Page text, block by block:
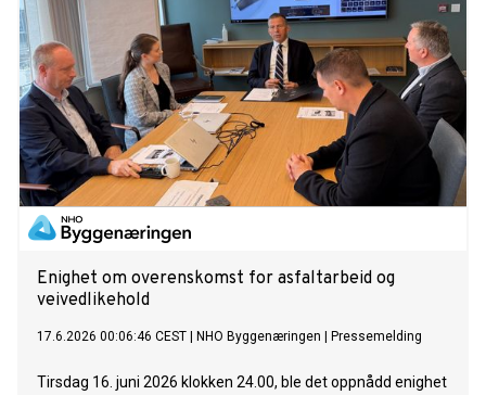
Enighet om overenskomst for asfaltarbeid og
veivedlikehold
17.6.2026 00:06:46 CEST NHO Byggenæringen Pressemelding
Tirsdag 16. juni 2026 klokken 24.00, ble det oppnådd enighet